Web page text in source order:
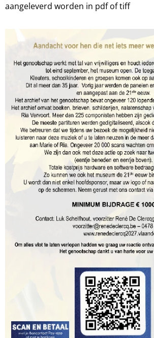
aangeleverd worden in pdf of tiff